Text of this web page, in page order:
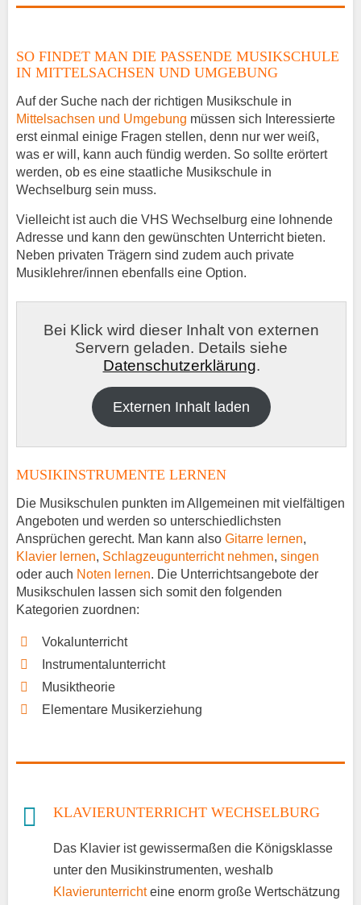
Gitarrenunterricht Wechselburg
Musiklehrer Stellenangebote – Wechselburg
SO FINDET MAN DIE PASSENDE MUSIKSCHULE
IN MITTELSACHSEN UND UMGEBUNG
Auf der Suche nach der richtigen Musikschule in
Mittelsachsen und Umgebung müssen sich Interessierte
erst einmal einige Fragen stellen, denn nur wer weiß,
was er will, kann auch fündig werden. So sollte erörtert
werden, ob es eine staatliche Musikschule in
Wechselburg sein muss.
Vielleicht ist auch die VHS Wechselburg eine lohnende
Adresse und kann den gewünschten Unterricht bieten.
Neben privaten Trägern sind zudem auch private
Musiklehrer/innen ebenfalls eine Option.
Bei Klick wird dieser Inhalt von externen
Servern geladen. Details siehe
Datenschutzerklärung.
Externen Inhalt laden
MUSIKINSTRUMENTE LERNEN
Die Musikschulen punkten im Allgemeinen mit vielfältigen
Angeboten und werden so unterschiedlichsten
Ansprüchen gerecht. Man kann also Gitarre lernen,
Klavier lernen, Schlagzeugunterricht nehmen, singen
oder auch Noten lernen. Die Unterrichtsangebote der
Musikschulen lassen sich somit den folgenden
Kategorien zuordnen:
Vokalunterricht
Instrumentalunterricht
Musiktheorie
Elementare Musikerziehung
KLAVIERUNTERRICHT WECHSELBURG
Das Klavier ist gewissermaßen die Königsklasse
unter den Musikinstrumenten, weshalb
Klavierunterrichteine enorm große Wertschätzung